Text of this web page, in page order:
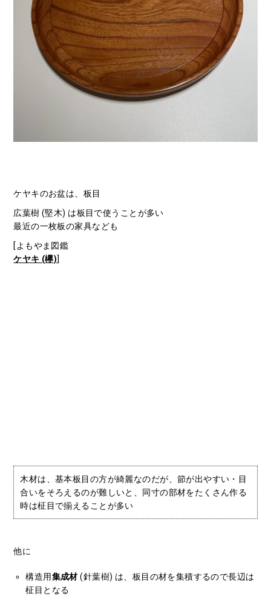
ケヤキのお盆は、板目
広葉樹 (堅木) は板目で使うことが多い
最近の一枚板の家具なども
[よもやま図鑑
ケヤキ (欅)]
木材は、基本板目の方が綺麗なのだが、節が出やすい・目
合いをそろえるのが難しいと、同寸の部材をたくさん作る
時は柾目で揃えることが多い
他に
構造用集成材(針葉樹) は、板目の材を集積するので長辺は
柾目となる